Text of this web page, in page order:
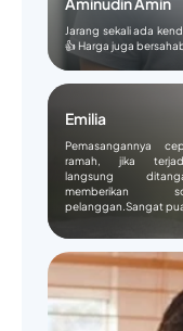
Jarang sekali ada
👍 Harga juga
Emilia
Pemasangannya
ramah, jika
langsung
memberikan
pelanggan.Sangat